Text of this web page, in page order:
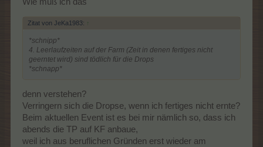
Zitat von JeKa1983: ↑
*schnipp*
4. Leerlaufzeiten auf der Farm (Zeit in denen fertiges nicht
geerntet wird) sind tödlich für die Drops
*schnapp*
denn verstehen?
Verringern sich die Dropse, wenn ich fertiges nicht ernte?
Beim aktuellen Event ist es bei mir nämlich so, dass ich
abends die TP auf KF anbaue,
weil ich aus beruflichen Gründen erst wieder am